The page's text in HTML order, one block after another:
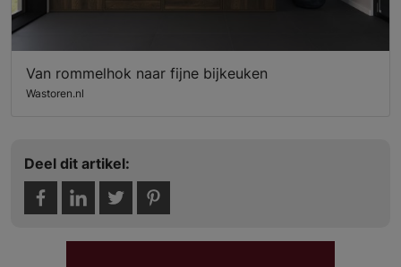
Van rommelhok naar fijne bijkeuken
Wastoren.nl
Deel dit artikel: